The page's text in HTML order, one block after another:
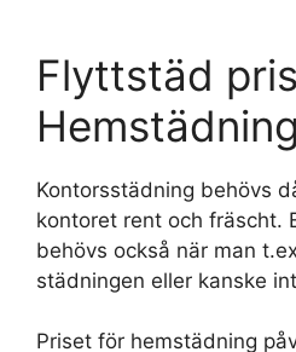
Flyttstäd
Kontorsstädning behövs
kontoret rent och fräscht.
behövs också när man
städningen eller kanske
Priset för hemstädning